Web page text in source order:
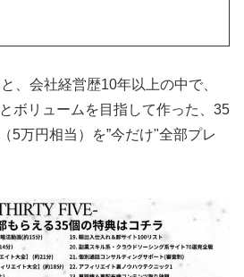
、会社経営歴10年以上の中で、
ボリュームを目指して作った、35
5万円相当）を”今だけ"全部プレ